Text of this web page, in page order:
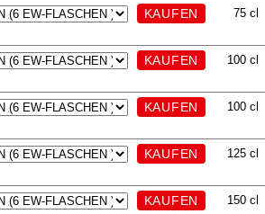
75 cl
100 cl
100 cl
125 cl
150 cl